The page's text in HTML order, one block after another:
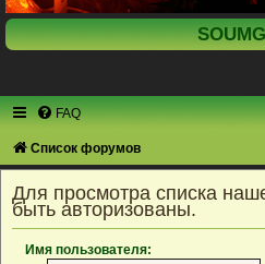
FAQ
Список форумов
Для просмотра списка
быть авторизованы.
Имя пользователя: